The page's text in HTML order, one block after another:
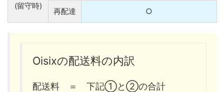
(留守時)
再配達 ○
Oisixの配送料の内訳
配送料 ＝ 下記①と②の合計